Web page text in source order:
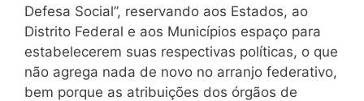
Defesa Social”, reservando aos Estados, ao
Distrito Federal e aos Municípios espaço para
estabelecerem suas respectivas políticas, o que
não agrega nada de novo no arranjo federativo,
bem porque as atribuições dos órgãos de